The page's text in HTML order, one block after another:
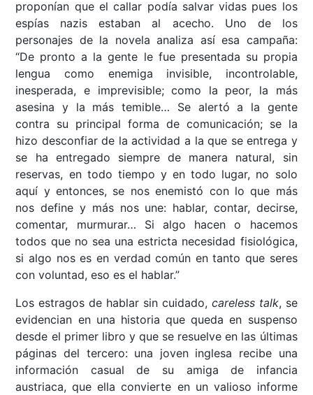
proponían que el callar podía salvar vidas pues los
espías nazis estaban al acecho. Uno de los
personajes de la novela analiza así esa campaña:
“De pronto a la gente le fue presentada su propia
lengua como enemiga invisible, incontrolable,
inesperada, e imprevisible; como la peor, la más
asesina y la más temible… Se alertó a la gente
contra su principal forma de comunicación; se la
hizo desconfiar de la actividad a la que se entrega y
se ha entregado siempre de manera natural, sin
reservas, en todo tiempo y en todo lugar, no solo
aquí y entonces, se nos enemistó con lo que más
nos define y más nos une: hablar, contar, decirse,
comentar, murmurar… Si algo hacen o hacemos
todos que no sea una estricta necesidad fisiológica,
si algo nos es en verdad común en tanto que seres
con voluntad, eso es el hablar.”
Los estragos de hablar sin cuidado, careless talk, se
evidencian en una historia que queda en suspenso
desde el primer libro y que se resuelve en las últimas
páginas del tercero: una joven inglesa recibe una
información casual de su amiga de infancia
austriaca, que ella convierte en un valioso informe